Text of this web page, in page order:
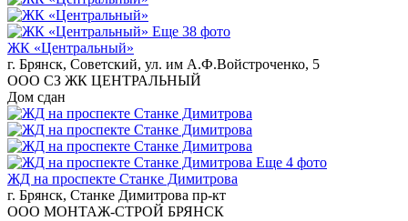
Еще 38 фото
ЖК «Центральный»
г. Брянск, Советский, ул. им А.Ф.Войстроченко, 5
ООО СЗ ЖК ЦЕНТРАЛЬНЫЙ
Дом сдан
Еще 4 фото
ЖД на проспекте Станке Димитрова
г. Брянск, Станке Димитрова пр-кт
ООО МОНТАЖ-СТРОЙ БРЯНСК